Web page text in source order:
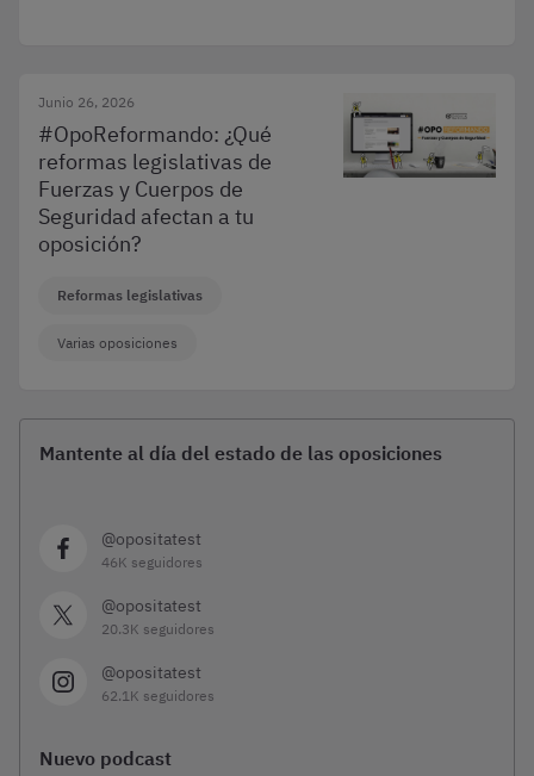
Junio 26, 2026
#OpoReformando: ¿Qué
reformas legislativas de
Fuerzas y Cuerpos de
Seguridad afectan a tu
oposición?
Reformas legislativas
Varias oposiciones
Mantente al día del estado de las oposiciones
@opositatest
46K seguidores
@opositatest
20.3K seguidores
@opositatest
62.1K seguidores
Nuevo podcast